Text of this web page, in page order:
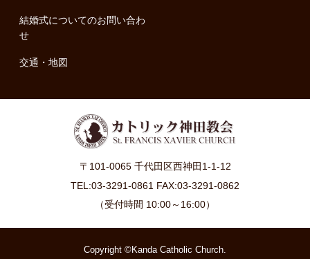
結婚式についてのお問い合わ
せ
交通・地図
〒101-0065 千代田区西神田1-1-12
TEL:03-3291-0861 FAX:03-3291-0862
（受付時間 10:00～16:00）
Copyright ©Kanda Catholic Church.